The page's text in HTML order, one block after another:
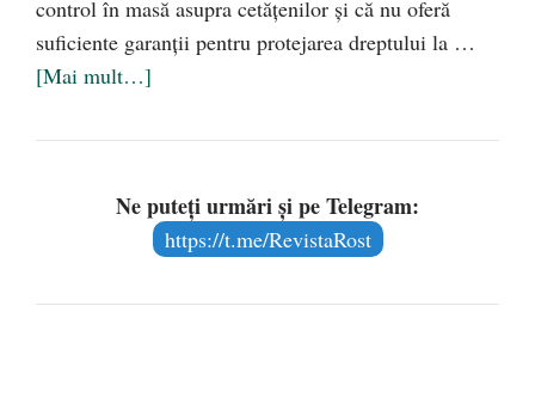
control în masă asupra cetățenilor și că nu oferă
suficiente garanții pentru protejarea dreptului la …
[Mai mult…]
Ne puteți urmări și pe Telegram:
https://t.me/RevistaRost